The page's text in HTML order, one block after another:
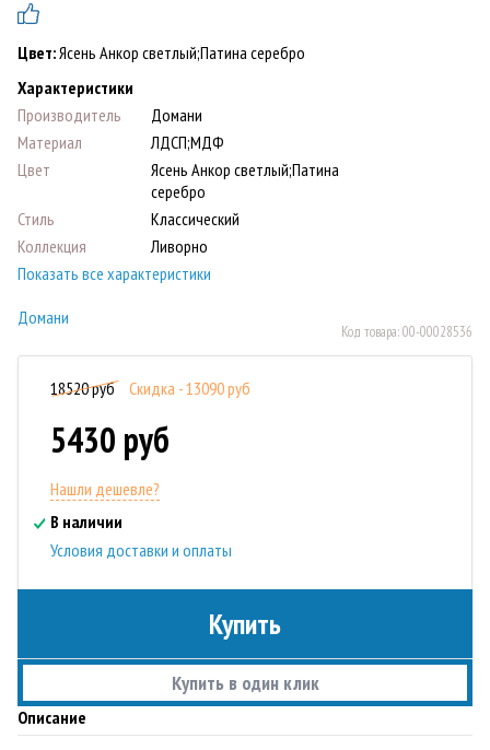
Цвет:Ясень Анкор светлый;Патина серебро
Характеристики
Производитель
Домани
Материал
ЛДСП;МДФ
Цвет
Ясень Анкор светлый;Патина
серебро
Стиль
Классический
Коллекция
Ливорно
Показать все характеристики
Домани
Код товара:00-00028536
18520 руб Скидка - 13090 руб
5430 руб
Нашли дешевле?
В наличии
Условия доставки и оплаты
Купить
Купить в один клик
Описание